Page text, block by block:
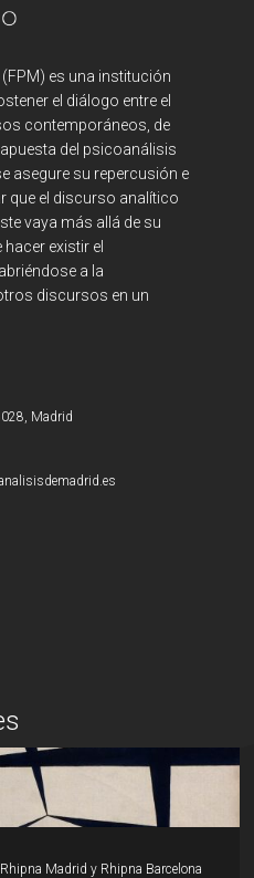
es una institución
el diálogo entre el
contemporáneos, de
del psicoanálisis
asegure su repercusión e
que el discurso analítico
vaya más allá de su
existir el
a la
discursos en un
Madrid
Madrid y Rhipna Barcelona